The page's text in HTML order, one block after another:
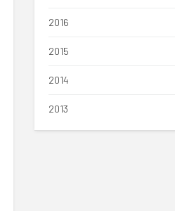
2016
2015
2014
2013